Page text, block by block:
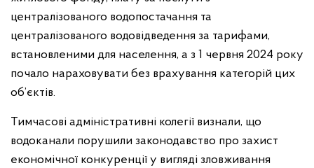
централізованого водопостачання та
централізованого водовідведення за тарифами,
встановленими для населення, а з 1 червня 2024 року
почало нараховувати без врахування категорій цих
об’єктів.
Тимчасові адміністративні колегії визнали, що
водоканали порушили законодавство про захист
економічної конкуренції у вигляді зловживання